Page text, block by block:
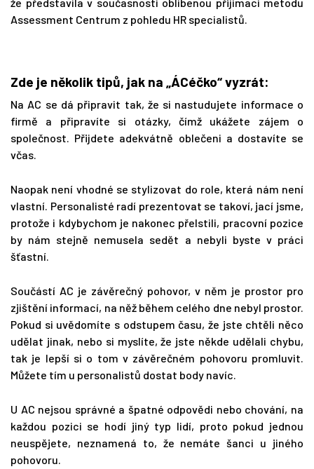
Assessment Centrum z pohledu HR specialistů.
Zde je několik tipů, jak na „ÁCéčko“ vyzrát:
Na AC se dá připravit tak, že si nastudujete informace o
firmě a připravíte si otázky, čímž ukážete zájem o
společnost. Přijdete adekvátně oblečeni a dostavíte se
včas.
Naopak není vhodné se stylizovat do role, která nám není
vlastní. Personalisté radí prezentovat se takoví, jací jsme,
protože i kdybychom je nakonec přelstili, pracovní pozice
by nám stejně nemusela sedět a nebyli byste v práci
šťastní.
Součástí AC je závěrečný pohovor, v něm je prostor pro
zjištění informací, na něž během celého dne nebyl prostor.
Pokud si uvědomíte s odstupem času, že jste chtěli něco
udělat jinak, nebo si myslíte, že jste někde udělali chybu,
tak je lepší si o tom v závěrečném pohovoru promluvit.
Můžete tím u personalistů dostat body navíc.
U AC nejsou správné a špatné odpovědi nebo chování, na
každou pozici se hodí jiný typ lidí, proto pokud jednou
neuspějete, neznamená to, že nemáte šanci u jiného
pohovoru.